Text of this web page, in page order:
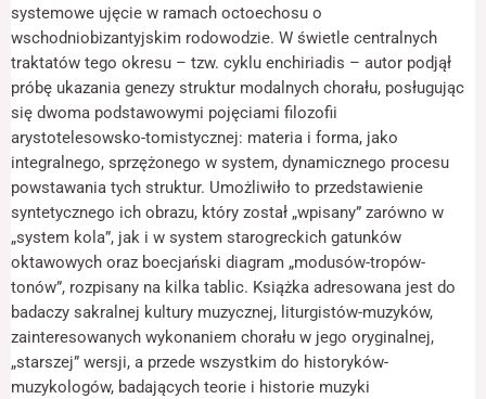
systemowe ujęcie w ramach octoechosu o
wschodniobizantyjskim rodowodzie. W świetle centralnych
traktatów tego okresu – tzw. cyklu enchiriadis – autor podjął
próbę ukazania genezy struktur modalnych chorału, posługując
się dwoma podstawowymi pojęciami filozofii
arystotelesowsko-tomistycznej: materia i forma, jako
integralnego, sprzężonego w system, dynamicznego procesu
powstawania tych struktur. Umożliwiło to przedstawienie
syntetycznego ich obrazu, który został „wpisany” zarówno w
„system kola”, jak i w system starogreckich gatunków
oktawowych oraz boecjański diagram „modusów-tropów-
tonów”, rozpisany na kilka tablic. Książka adresowana jest do
badaczy sakralnej kultury muzycznej, liturgistów-muzyków,
zainteresowanych wykonaniem chorału w jego oryginalnej,
„starszej” wersji, a przede wszystkim do historyków-
muzykologów, badających teorie i historie muzyki